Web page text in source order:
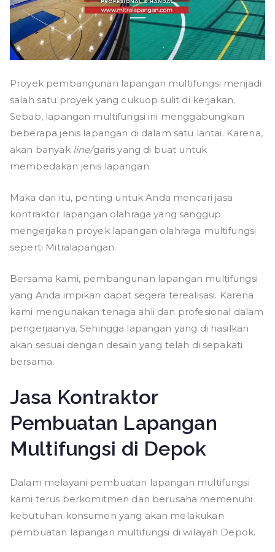
Proyek pembangunan lapangan multifungsi menjadi
salah satu proyek yang cukuop sulit di kerjakan.
Sebab, lapangan multifungsi ini menggabungkan
beberapa jenis lapangan di dalam satu lantai. Karena,
akan banyak line/garis yang di buat untuk
membedakan jenis lapangan.
Maka dari itu, penting untuk Anda mencari jasa
kontraktor lapangan olahraga yang sanggup
mengerjakan proyek lapangan olahraga multifungsi
seperti Mitralapangan.
Bersama kami, pembangunan lapangan multifungsi
yang Anda impikan dapat segera terealisasi. Karena
kami mengunakan tenaga ahli dan profesional dalam
pengerjaanya. Sehingga lapangan yang di hasilkan
akan sesuai dengan desain yang telah di sepakati
bersama.
Jasa Kontraktor
Pembuatan Lapangan
Multifungsi di Depok
Dalam melayani pembuatan lapangan multifungsi
kami terus berkomitmen dan berusaha memenuhi
kebutuhan konsumen yang akan melakukan
pembuatan lapangan multifungsi di wilayah Depok.